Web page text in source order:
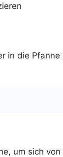
in die
um sich